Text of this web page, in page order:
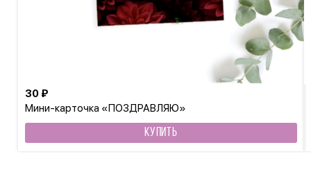
Мини-карточка «ПОЗДРАВЛЯЮ»
30 ₽
КУПИТЬ